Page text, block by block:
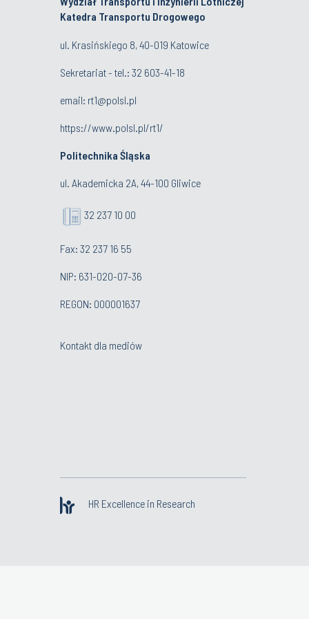
Katedra Transportu Drogowego
ul. Krasińskiego 8, 40-019 Katowice
Sekretariat - tel.: 32 603-41-18
email: rt1@polsl.pl
https://www.polsl.pl/rt1/
Politechnika Śląska
ul. Akademicka 2A, 44-100 Gliwice
32 237 10 00
Fax: 32 237 16 55
NIP: 631-020-07-36
REGON: 000001637
Kontakt dla mediów
HR Excellence in Research